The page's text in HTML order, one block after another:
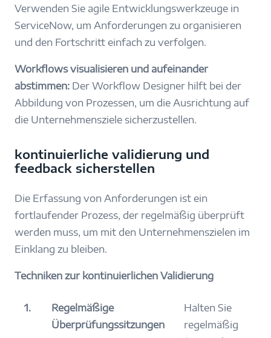
Verwenden Sie agile Entwicklungswerkzeuge in
ServiceNow, um Anforderungen zu organisieren
und den Fortschritt einfach zu verfolgen.
Workflows visualisieren und aufeinander
abstimmen: Der Workflow Designer hilft bei der
Abbildung von Prozessen, um die Ausrichtung auf
die Unternehmensziele sicherzustellen.
kontinuierliche validierung und
feedback sicherstellen
Die Erfassung von Anforderungen ist ein
fortlaufender Prozess, der regelmäßig überprüft
werden muss, um mit den Unternehmenszielen im
Einklang zu bleiben.
Techniken zur kontinuierlichen Validierung
1.
Regelmäßige
Überprüfungssitzungen
Halten Sie
regelmäßig